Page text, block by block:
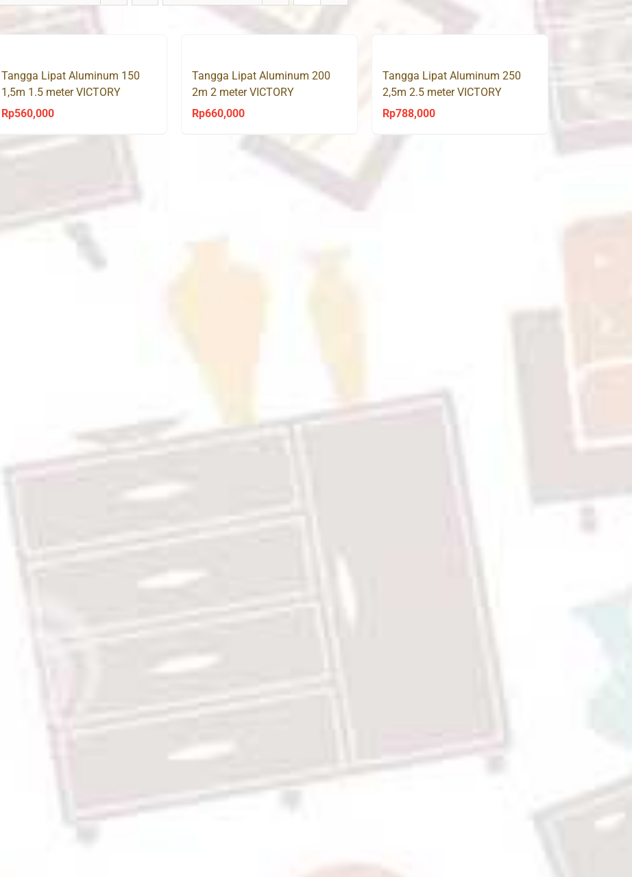
Tangga Lipat Aluminum 150
1,5m 1.5 meter VICTORY
Rp560,000
Tangga Lipat Aluminum 200
2m 2 meter VICTORY
Rp660,000
Tangga Lipat Aluminum 250
2,5m 2.5 meter VICTORY
Rp788,000